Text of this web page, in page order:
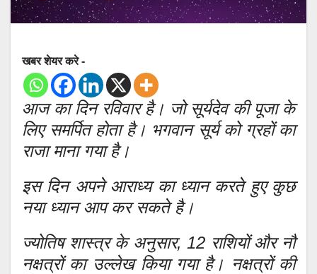
खबर शेयर करे -
आज का दिन रविवार है। जो सूर्यदेव की पूजा के
लिए समर्पित होता है। भगवान सूर्य को ग्रहों का
राजा माना गया है।
इस दिन अपने आराध्य का ध्यान करते हुए कुछ
नया ध्यान आप कर सकते है।
ज्योतिष शास्त्र के अनुसार, 12 राशियों और नौ
नक्षत्रों का उल्लेख किया गया है। नक्षत्रों की